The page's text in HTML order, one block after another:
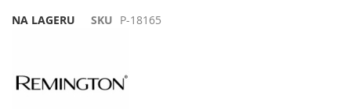
NA LAGERU
SKU P-18165